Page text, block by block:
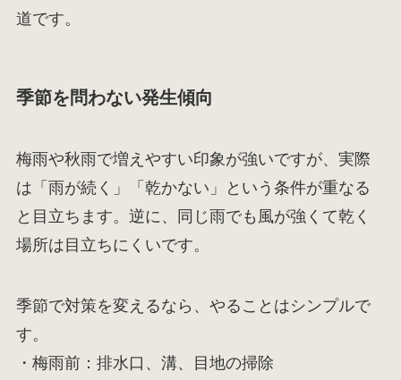
道です。
季節を問わない発生傾向
梅雨や秋雨で増えやすい印象が強いですが、実際
は「雨が続く」「乾かない」という条件が重なる
と目立ちます。逆に、同じ雨でも風が強くて乾く
場所は目立ちにくいです。
季節で対策を変えるなら、やることはシンプルで
す。
・梅雨前：排水口、溝、目地の掃除